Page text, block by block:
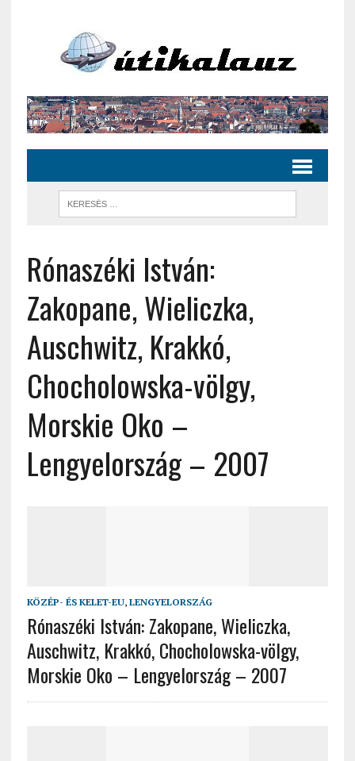
Rónaszéki István:
Zakopane, Wieliczka,
Auschwitz, Krakkó,
Chocholowska-völgy,
Morskie Oko –
Lengyelország – 2007
KÖZÉP- ÉS KELET-EU, LENGYELORSZÁG
Rónaszéki István: Zakopane, Wieliczka,
Auschwitz, Krakkó, Chocholowska-völgy,
Morskie Oko – Lengyelország – 2007